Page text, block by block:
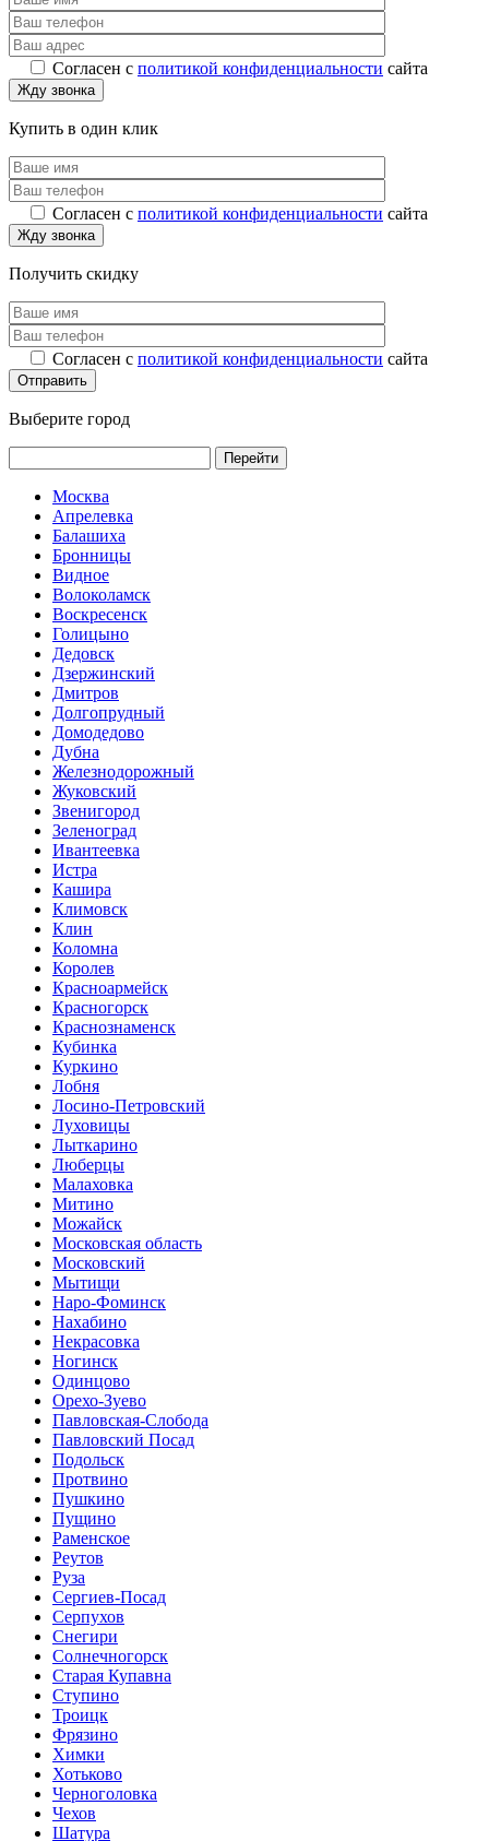
Согласен с политикой конфиденциальности сайта
Купить в один клик
Согласен с политикой конфиденциальности сайта
Получить скидку
Согласен с политикой конфиденциальности сайта
Выберите город
Перейти
Москва
Апрелевка
Балашиха
Бронницы
Видное
Волоколамск
Воскресенск
Голицыно
Дедовск
Дзержинский
Дмитров
Долгопрудный
Домодедово
Дубна
Железнодорожный
Жуковский
Звенигород
Зеленоград
Ивантеевка
Истра
Кашира
Климовск
Клин
Коломна
Королев
Красноармейск
Красногорск
Краснознаменск
Кубинка
Куркино
Лобня
Лосино-Петровский
Луховицы
Лыткарино
Люберцы
Малаховка
Митино
Можайск
Московская область
Московский
Мытищи
Наро-Фоминск
Нахабино
Некрасовка
Ногинск
Одинцово
Орехо-Зуево
Павловская-Слобода
Павловский Посад
Подольск
Протвино
Пушкино
Пущино
Раменское
Реутов
Руза
Сергиев-Посад
Серпухов
Снегири
Солнечногорск
Старая Купавна
Ступино
Троицк
Фрязино
Химки
Хотьково
Черноголовка
Чехов
Шатура